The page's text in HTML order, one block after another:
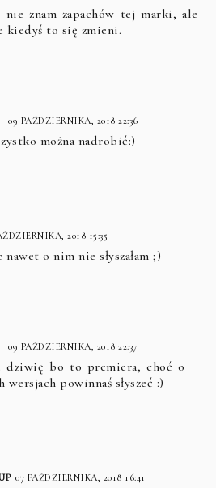
nie znam zapachów tej marki, ale
kiedyś to się zmieni.
09 PAŹDZIERNIKA, 2018 22:36
można nadrobić:)
2018 15:35
nawet o nim nie słyszałam ;)
09 PAŹDZIERNIKA, 2018 22:37
dziwię bo to premiera, choć o
wersjach powinnaś słyszeć :)
07 PAŹDZIERNIKA, 2018 16:41